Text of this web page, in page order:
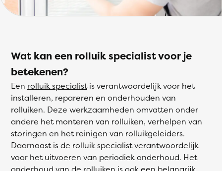
Wat kan een rolluik specialist voor je
betekenen?
Een rolluik specialistis verantwoordelijk voor het
installeren, repareren en onderhouden van
rolluiken. Deze werkzaamheden omvatten onder
andere het monteren van rolluiken, verhelpen van
storingen en het reinigen van rolluikgeleiders.
Daarnaast is de rolluik specialist verantwoordelijk
voor het uitvoeren van periodiek onderhoud. Het